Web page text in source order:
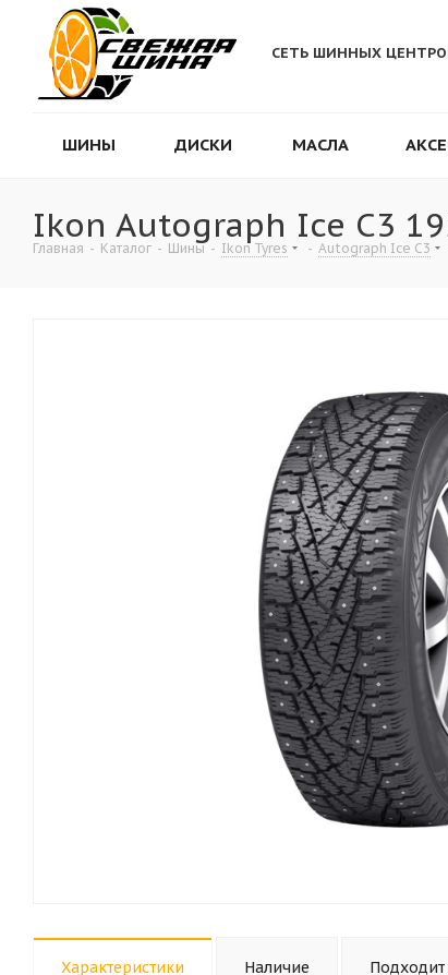
СЕТЬ ШИННЫХ
ШИНЫ ДИСКИ МАСЛА
Ikon Autograph Ice C3
Главная - Каталог - Шины - Ikon Tyres - Autograph Ice C3
Характеристики Наличие Подходит